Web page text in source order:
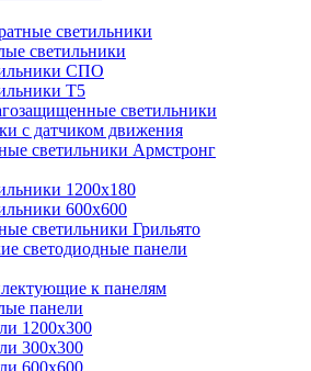
светильники
светильники
СПО
Т5
светильники
с датчиком движения
светильники Армстронг
1200х180
600х600
светильники Грильято
светодиодные панели
к панелям
панели
1200х300
300х300
600х600